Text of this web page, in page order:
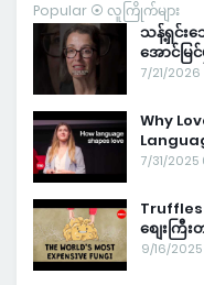
Popular ⦿ လူကြိုက်များ
သန့်ရှင်းသ
အောင်မ
7/21/
Why
7/31/2025
စျေးကြီ
9/16/2025